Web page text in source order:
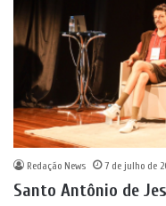
Redação News 7 de julho de
Santo Antônio de